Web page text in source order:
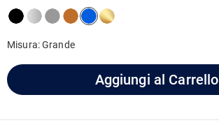
Misura: Grande
Aggiungi al Carrello